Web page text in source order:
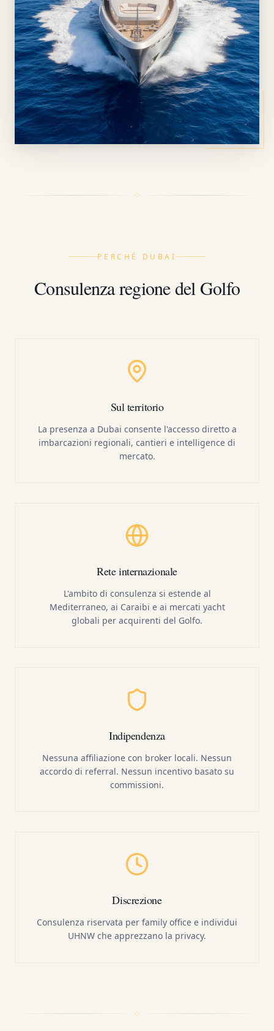
PERCHÉ DUBAI
Consulenza regione del Golfo
Sul territorio
La presenza a Dubai consente l'accesso diretto a
imbarcazioni regionali, cantieri e intelligence di
mercato.
Rete internazionale
L'ambito di consulenza si estende al
Mediterraneo, ai Caraibi e ai mercati yacht
globali per acquirenti del Golfo.
Indipendenza
Nessuna affiliazione con broker locali. Nessun
accordo di referral. Nessun incentivo basato su
commissioni.
Discrezione
Consulenza riservata per family office e individui
UHNW che apprezzano la privacy.